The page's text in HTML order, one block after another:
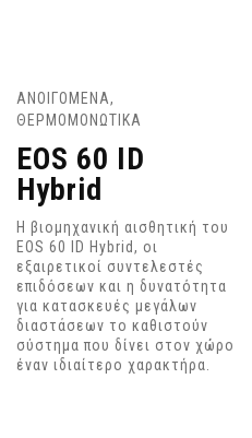
ΑΝΟΙΓΟΜΕΝΑ,
ΘΕΡΜΟΜΟΝΩΤΙΚΑ
EOS 60 ID
Hybrid
Η βιομηχανική αισθητική του
EOS 60 ID Hybrid, οι
εξαιρετικοί συντελεστές
επιδόσεων και η δυνατότητα
για κατασκευές μεγάλων
διαστάσεων το καθιστούν
σύστημα που δίνει στον χώρο
έναν ιδιαίτερο χαρακτήρα.